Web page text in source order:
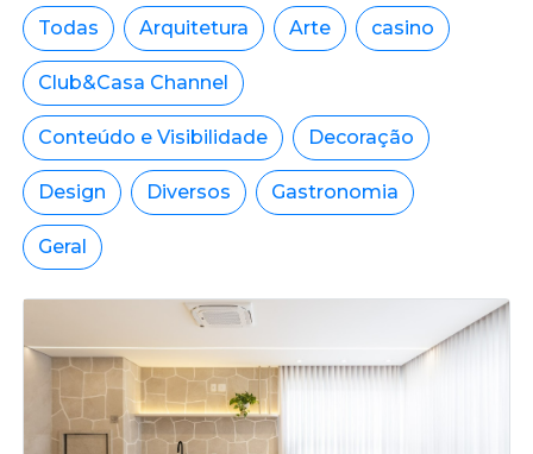
Todas Arquitetura Arte casino
Club&Casa Channel
Conteúdo e Visibilidade Decoração
Design Diversos Gastronomia
Geral